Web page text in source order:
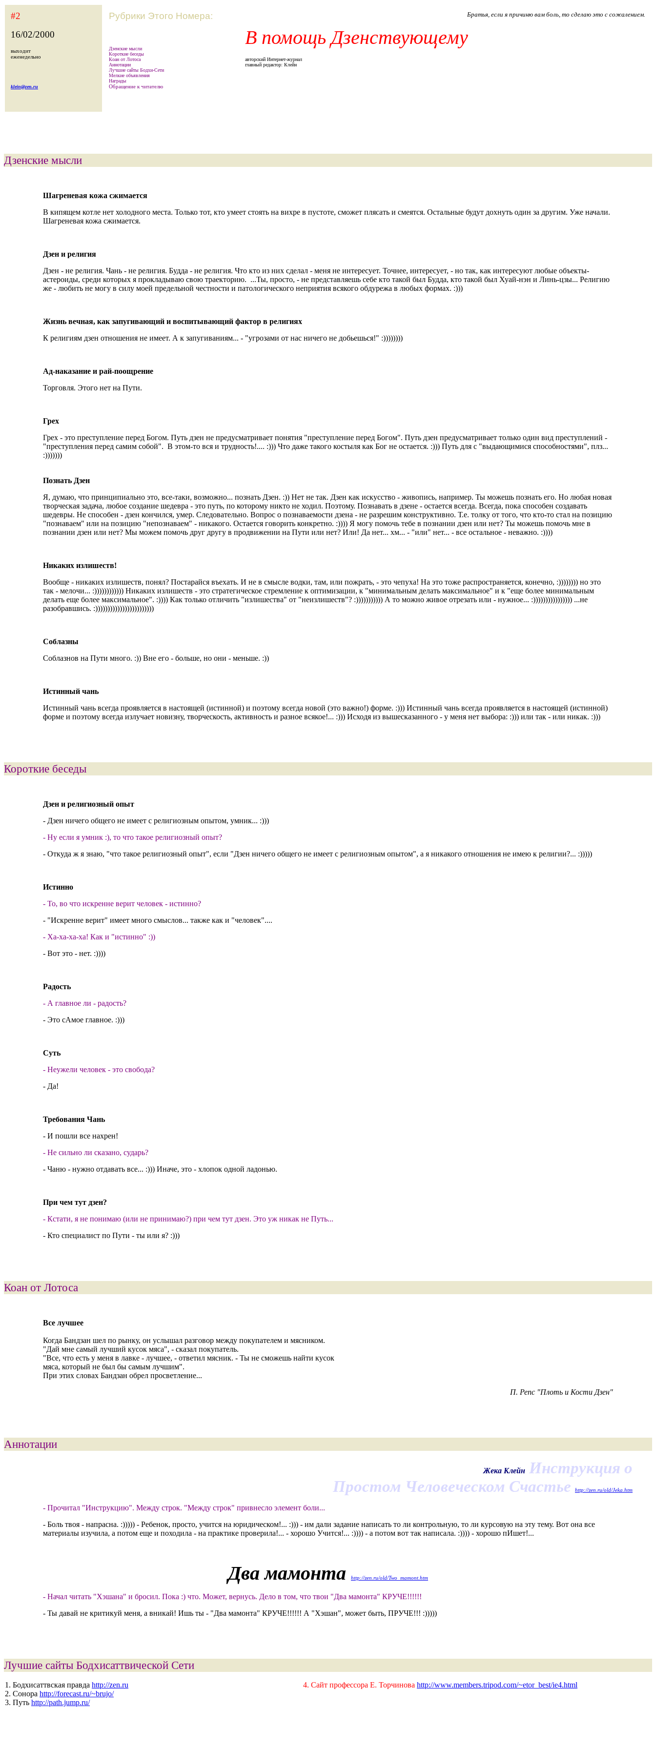
#2
16/02/2000
выходит
еженедельно
klein@zen.ru
Рубрики Этого Номера:
Дзенские мысли
Короткие беседы
Коан от Лотоса
Аннотации
Лучшие сайты Бодхи-Сети
Мелкие объявления
Награды
Обращение к читателю
Братья, если я причиню вам боль, то сделаю это с сожалением.
В помощь Дзенствующему
авторский Интернет-журнал
главный редактор: Клейн
Дзенские мысли
Шагреневая кожа сжимается
В кипящем котле нет холодного места. Только тот, кто умеет стоять на вихре в пустоте, сможет плясать и смеятся. Остальные будут дохнуть один за другим. Уже начали.
Шагреневая кожа сжимается.
Дзен и религия
Дзен - не религия. Чань - не религия. Будда - не религия. Что кто из них сделал - меня не интересует. Точнее, интересует, - но так, как интересуют любые объекты-
астероиды, среди которых я прокладываю свою траекторию. ...Ты, просто, - не представляешь себе кто такой был Будда, кто такой был Хуай-нэн и Линь-цзы... Религию
же - любить не могу в силу моей предельной честности и патологического неприятия всякого обдурежа в любых формах. :)))
Жизнь вечная, как запугивающий и воспитывающий фактор в религиях
К религиям дзен отношения не имеет. А к запугиваниям... - "угрозами от нас ничего не добьешься!" :))))))))
Ад-наказание и рай-поощрение
Торговля. Этого нет на Пути.
Грех
Грех - это преступление перед Богом. Путь дзен не предусматривает понятия "преступление перед Богом". Путь дзен предусматривает только один вид преступлений -
"преступления перед самим собой". В этом-то вся и трудность!.... :))) Что даже такого костыля как Бог не остается. :))) Путь для с "выдающимися способностями", плз...
:)))))))
Познать Дзен
Я, думаю, что принципиально это, все-таки, возможно... познать Дзен. :)) Нет не так. Дзен как искусство - живопись, например. Ты можешь познать его. Но любая новая
творческая задача, любое создание шедевра - это путь, по которому никто не ходил. Поэтому. Познавать в дзене - остается всегда. Всегда, пока способен создавать
шедевры. Не способен - дзен кончился, умер. Следовательно. Вопрос о познаваемости дзена - не разрешим конструктивно. Т.е. толку от того, что кто-то стал на позицию
"познаваем" или на позицию "непознаваем" - никакого. Остается говорить конкретно. :)))) Я могу помочь тебе в познании дзен или нет? Ты можешь помочь мне в
познании дзен или нет? Мы можем помочь друг другу в продвижении на Пути или нет? Или! Да нет... хм... - "или" нет... - все остальное - неважно. :))))
Никаких излишеств!
Вообще - никаких излишеств, понял? Постарайся въехать. И не в смысле водки, там, или пожрать, - это чепуха! На это тоже распространяется, конечно, :)))))))) но это
так - мелочи... :)))))))))))) Никаких излишеств - это стратегическое стремление к оптимизации, к "минимальным делать максимальное" и к "еще более минимальным
делать еще более максимальное". :)))) Как только отличить "излишества" от "неизлишеств"? :))))))))))) А то можно живое отрезать или - нужное... :)))))))))))))))) ...не
разобравшись. :))))))))))))))))))))))))
Соблазны
Соблазнов на Пути много. :)) Вне его - больше, но они - меньше. :))
Истинный чань
Истинный чань всегда проявляется в настоящей (истинной) и поэтому всегда новой (это важно!) форме. :))) Истинный чань всегда проявляется в настоящей (истинной)
форме и поэтому всегда излучает новизну, творческость, активность и разное всякое!... :))) Исходя из вышесказанного - у меня нет выбора: :))) или так - или никак. :)))
Короткие беседы
Дзен и религиозный опыт
- Дзен ничего общего не имеет с религиозным опытом, умник... :)))
- Ну еcли я умник :), то что такое религиозный опыт?
- Откуда ж я знаю, "что такое религиозный опыт", если "Дзен ничего общего не имеет с религиозным опытом", а я никакого отношения не имею к религии?... :)))))
Истинно
- То, во что искренне верит человек - истинно?
- "Искренне верит" имеет много смыслов... также как и "человек"....
- Ха-ха-ха-ха! Как и "истинно" :))
- Вот это - нет. :))))
Радость
- А главное ли - радость?
- Это сАмое главное. :)))
Суть
- Неужели человек - это свобода?
- Да!
Требования Чань
- И пошли все нахрен!
- Не сильно ли сказано, сударь?
- Чаню - нужно отдавать все... :))) Иначе, это - хлопок одной ладонью.
При чем тут дзен?
- Кстати, я не понимаю (или не принимаю?) при чем тут дзен. Это уж никак не Путь...
- Кто специалист по Пути - ты или я? :)))
Коан от Лотоса
Все лучшее
Когда Бандзан шел по рынку, он услышал разговор между покупателем и мясником.
"Дай мне самый лучший кусок мяса", - сказал покупатель.
"Все, что есть у меня в лавке - лучшее, - ответил мясник. - Ты не сможешь найти кусок
мяса, который не был бы самым лучшим".
При этих словах Бандзан обрел просветление...
П. Репс "Плоть и Кости Дзен"
Аннотации
Жека Клейн Инструкция о
Простом Человеческом Счастье
http://zen.ru/old/Jeka.htm
- Прочитал "Инструкцию". Между строк. "Между строк" привнесло элемент боли...
- Боль твоя - напрасна. :))))) - Ребенок, просто, учится на юридическом!... :))) - им дали задание написать то ли контрольную, то ли курсовую на эту тему. Вот она все
материалы изучила, а потом еще и походила - на практике проверила!... - хорошо Учится!... :)))) - а потом вот так написала. :)))) - хорошо пИшет!...
Два мамонта http://zen.ru/old/Two_mamont.htm
- Начал читать "Хэшана" и бросил. Пока :) что. Может, вернусь. Дело в том, что твои "Два мамонта" КРУЧЕ!!!!!!
- Ты давай не критикуй меня, а вникай! Ишь ты - "Два мамонта" КРУЧЕ!!!!!! А "Хэшан", может быть, ПРУЧЕ!!! :)))))
Лучшие сайты Бодхисаттвической Сети
1. Бодхисаттвская правда http://zen.ru
2. Сонора http://forecast.ru/~brujo/
3. Путь http://path.jump.ru/
4. Сайт профессора Е. Торчинова http://www.members.tripod.com/~etor_best/ie4.html